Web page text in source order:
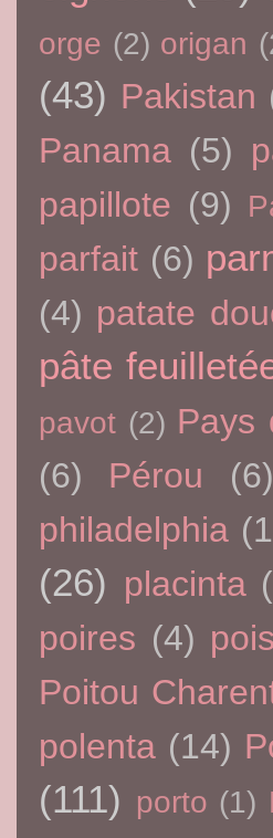
orge (2) origan
(43) Pakistan
Panama (5)
papillote (9)
parfait (6)
(4) patate
pâte
pavot (2) Pays
(6)
Pérou (6)
philadelphia
(26) placinta
poires (4)
Poitou
polenta (14)
(111) porto (1)